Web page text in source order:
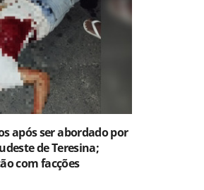
após ser abordado por
de Teresina;
com facções